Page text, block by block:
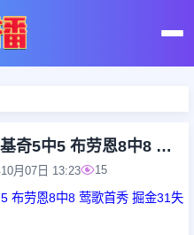
2025年10月07日 季前赛-约基奇5中5 布劳恩8中8 莺歌首秀 掘金31失误仍擒猛龙
月07日 13:23 15
布劳恩8中8 莺歌首秀 掘金31失